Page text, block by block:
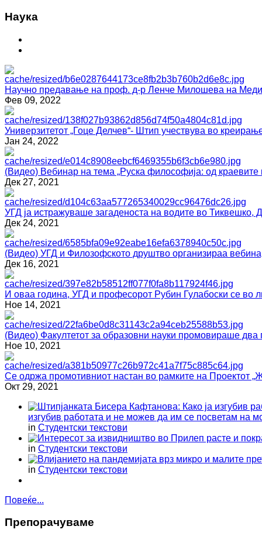
Наука
Научно предавање на проф. д-р Ленче Милошева на
Фев 09, 2022
Универзитетот „Гоце Делчев“- Штип учествува во
Јан 24, 2022
(Видео) Вебинар на тема „Руска философија: од краевите
Дек 27, 2021
УГД ја истражуваше загаденоста на водите во Тиквешко,
Дек 24, 2021
(Видео) УГД и Филозофското друштво организираа
Дек 16, 2021
И оваа година, УГД и професорот Рубин Гулабоски
Ное 14, 2021
(Видео) Факултетот за образовни науки промовираше два
Ное 10, 2021
Се одржа промотивниот настан во рамките на Проектот
Окт 29, 2021
изгубив работата и не можев да им се посветам на
in Студентски текстови
in Студентски текстови
in Студентски текстови
Повеќе...
Препoрaчувaме